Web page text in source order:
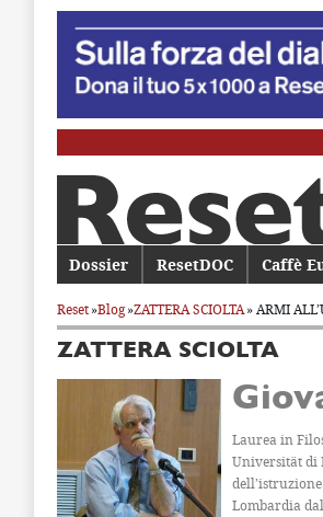
Menu principale
Vai al contenuto principale
Vai al contenuto secondario
Dossier ResetDOC Caffè
Reset»Blog»ZATTERA SCIOLTA» ARMI
ZATTERA SCIOLTA
Laurea in
Universität di
Lombardia